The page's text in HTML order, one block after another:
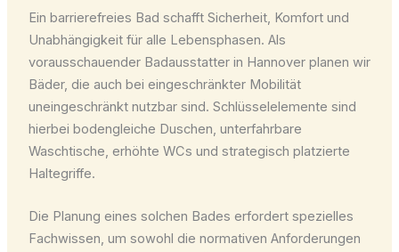
Ein barrierefreies Bad schafft Sicherheit, Komfort und
Unabhängigkeit für alle Lebensphasen. Als
vorausschauender Badausstatter in Hannover planen wir
Bäder, die auch bei eingeschränkter Mobilität
uneingeschränkt nutzbar sind. Schlüsselelemente sind
hierbei bodengleiche Duschen, unterfahrbare
Waschtische, erhöhte WCs und strategisch platzierte
Haltegriffe.
Die Planung eines solchen Bades erfordert spezielles
Fachwissen, um sowohl die normativen Anforderungen